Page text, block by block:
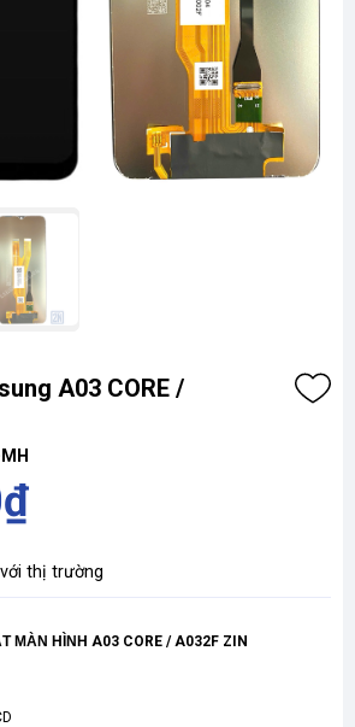
A03 CORE /
thị trường
MÀN HÌNH A03 CORE / A032F ZIN